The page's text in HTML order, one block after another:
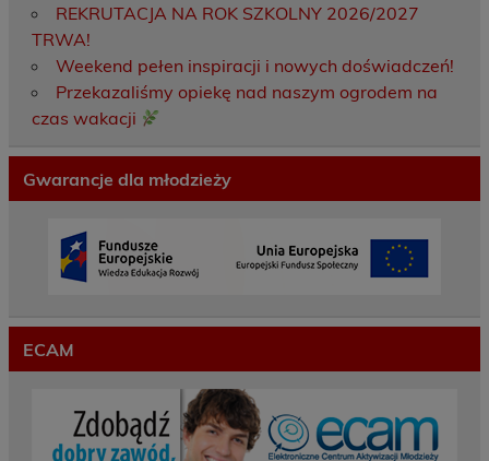
REKRUTACJA NA ROK SZKOLNY 2026/2027
TRWA!
Weekend pełen inspiracji i nowych doświadczeń!
Przekazaliśmy opiekę nad naszym ogrodem na
czas wakacji
Gwarancje dla młodzieży
ECAM